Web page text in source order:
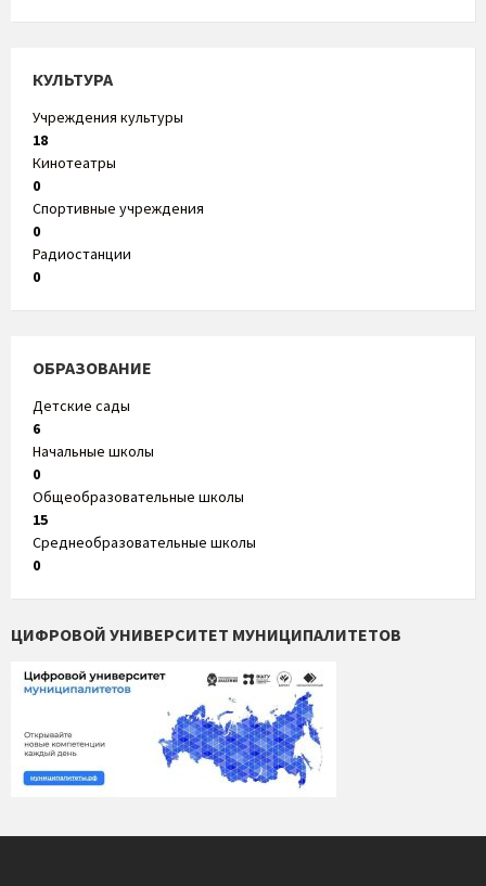
КУЛЬТУРА
Учреждения культуры
18
Кинотеатры
0
Спортивные учреждения
0
Радиостанции
0
ОБРАЗОВАНИЕ
Детские сады
6
Начальные школы
0
Общеобразовательные школы
15
Среднеобразовательные школы
0
ЦИФРОВОЙ УНИВЕРСИТЕТ МУНИЦИПАЛИТЕТОВ